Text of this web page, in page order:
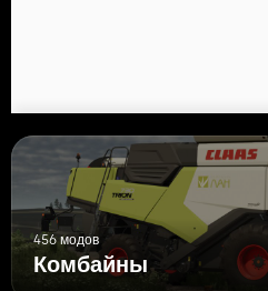
456 модов
Комбайны